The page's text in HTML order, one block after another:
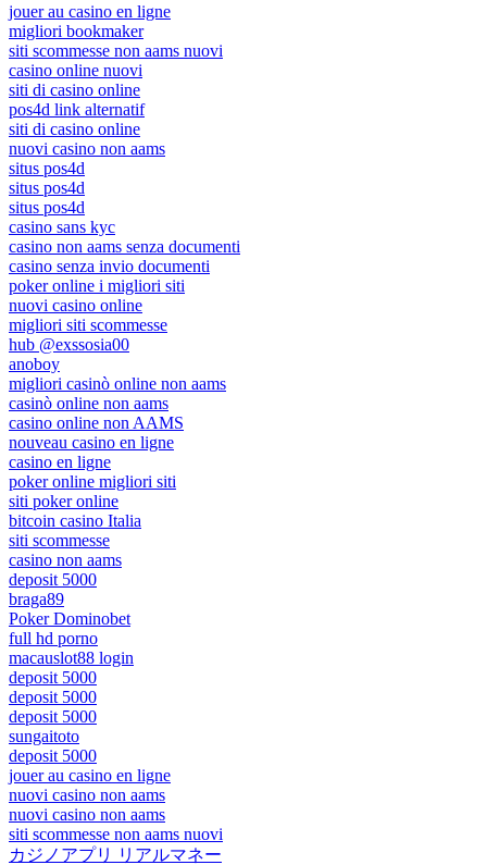
jouer au casino en ligne
migliori bookmaker
siti scommesse non aams nuovi
casino online nuovi
siti di casino online
pos4d link alternatif
siti di casino online
nuovi casino non aams
situs pos4d
situs pos4d
situs pos4d
casino sans kyc
casino non aams senza documenti
casino senza invio documenti
poker online i migliori siti
nuovi casino online
migliori siti scommesse
hub @exssosia00
anoboy
migliori casinò online non aams
casinò online non aams
casino online non AAMS
nouveau casino en ligne
casino en ligne
poker online migliori siti
siti poker online
bitcoin casino Italia
siti scommesse
casino non aams
deposit 5000
braga89
Poker Dominobet
full hd porno
macauslot88 login
deposit 5000
deposit 5000
deposit 5000
sungaitoto
deposit 5000
jouer au casino en ligne
nuovi casino non aams
nuovi casino non aams
siti scommesse non aams nuovi
カジノアプリ リアルマネー